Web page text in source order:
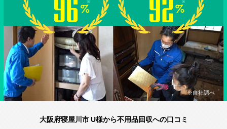
※自社調べ
大阪府寝屋川市 U様から不用品回収への口コミ